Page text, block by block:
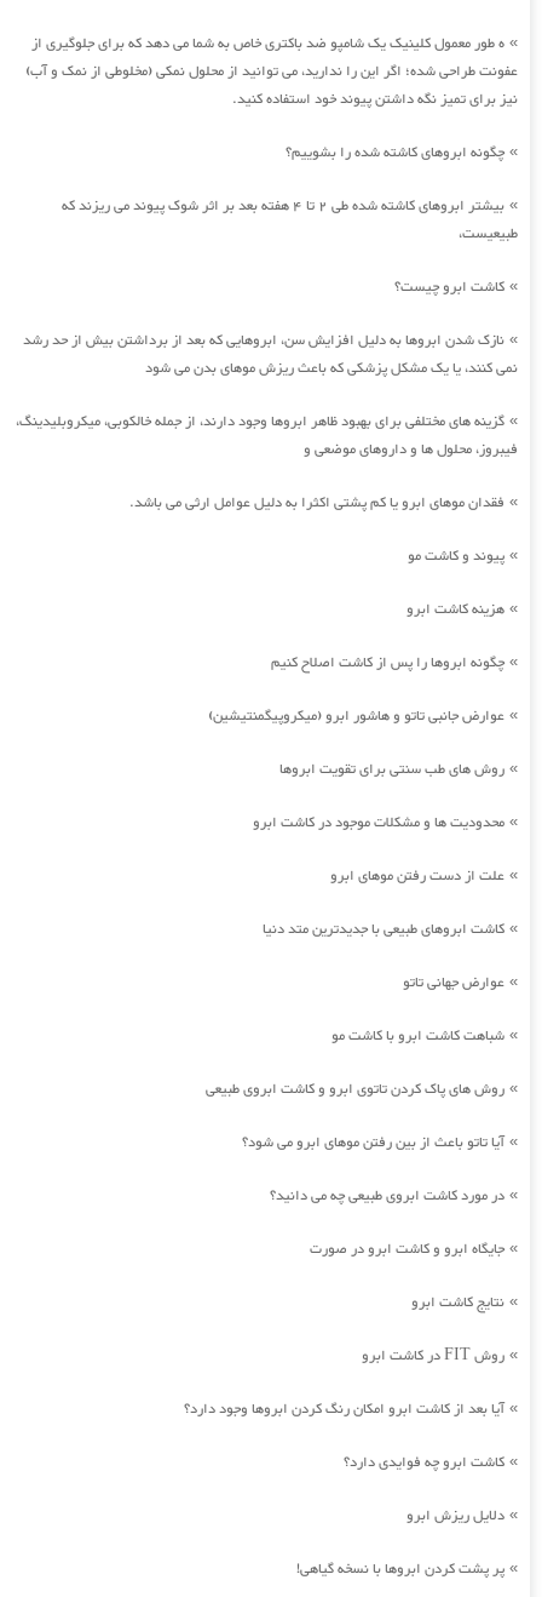
» ه طور معمول کلینیک یک شامپو ضد باکتری خاص به شما می دهد که برای جلوگیری از
عفونت طراحی شده؛ اگر این را ندارید، می توانید از محلول نمکی (مخلوطی از نمک و آب)
نیز برای تمیز نگه داشتن پیوند خود استفاده کنید.
» چگونه ابروهای کاشته شده را بشوییم؟
»
بیشتر ابروهای کاشته شده طی 2 تا 4 هفته بعد بر اثر شوک پیوند می ریزند که
طبیعیست،
» کاشت ابرو چیست؟
» نازک شدن ابروها به دلیل افزایش سن، ابروهایی که بعد از برداشتن بیش از حد رشد
نمی کنند، یا یک مشکل پزشکی که باعث ریزش موهای بدن می شود
» گزینه های مختلفی برای بهبود ظاهر ابروها وجود دارند، از جمله خالکوبی، میکروبلیدینگ،
فیبروز، محلول ها و داروهای موضعی و
» فقدان موهای ابرو یا کم پشتی اکثرا به دلیل عوامل ارثی می باشد.
» پیوند و کاشت مو
» هزینه کاشت ابرو
» چگونه ابروها را پس از کاشت اصلاح کنیم
» عوارض جانبی تاتو و هاشور ابرو (میکروپیگمنتیشین)
» روش های طب سنتی برای تقویت ابروها
» محدودیت ها و مشکلات موجود در کاشت ابرو
» علت از دست رفتن موهای ابرو
» کاشت ابروهای طبیعی با جدیدترین متد دنیا
» عوارض جهانی تاتو
» شباهت کاشت ابرو با کاشت مو
» روش های پاک کردن تاتوی ابرو و کاشت ابروی طبیعی
»آیا تاتو باعث از بین رفتن موهای ابرو می شود؟
» در مورد کاشت ابروی طبیعی چه می دانید؟
» جایگاه ابرو و کاشت ابرو در صورت
» نتایج کاشت ابرو
» روش FIT در کاشت ابرو
»آیا بعد از کاشت ابرو امکان رنگ کردن ابروها وجود دارد؟
» کاشت ابرو چه فوایدی دارد؟
» دلایل ریزش ابرو
» پر پشت کردن ابروها با نسخه گیاهی!